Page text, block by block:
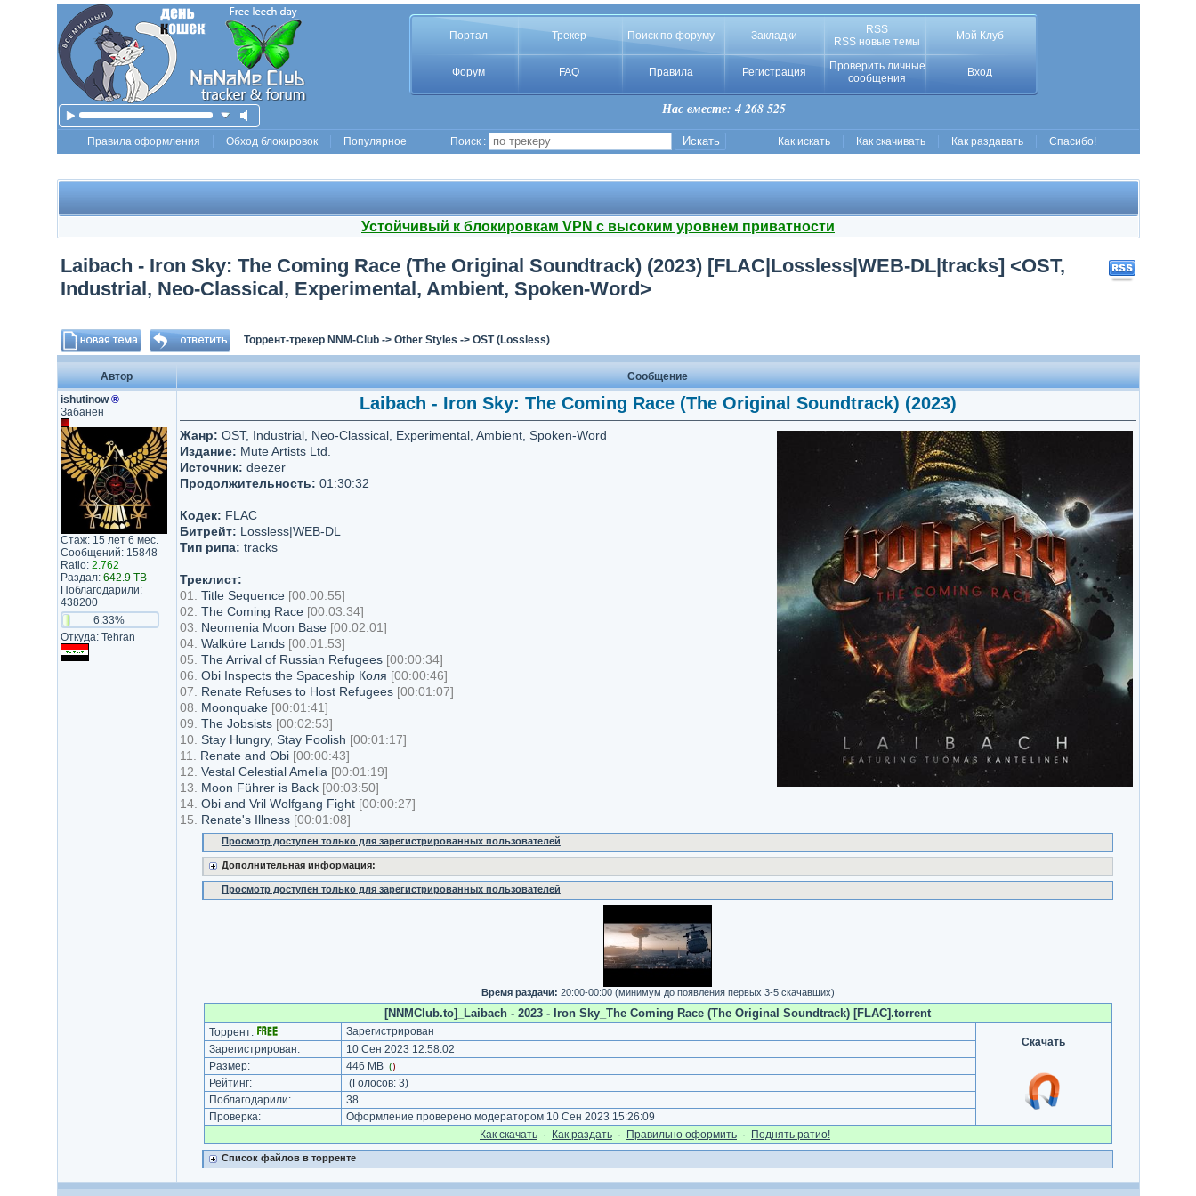
Портал Трекер Поиск по форуму Закладки
RSS
RSS новые темы
Мой Клуб
Форум FAQ Правила Регистрация
Проверить личные
сообщения
Вход
Нас вместе: 4 268 525
Правила оформления Обход блокировок Популярное Поиск : Как искать Как скачивать Как раздавать Спасибо!
Устойчивый к блокировкам VPN с высоким уровнем приватности
Laibach - Iron Sky: The Coming Race (The Original Soundtrack) (2023) [FLAC|Lossless|WEB-DL|tracks] <OST,
Industrial, Neo-Classical, Experimental, Ambient, Spoken-Word>
Торрент-трекер NNM-Club-> Other Styles -> OST (Lossless)
Автор
Сообщение
ishutinow®
Забанен
Стаж: 15 лет 6 мес.
Сообщений: 15848
Ratio: 2.762
Раздал: 642.9 TB
Поблагодарили:
438200
6.33%
Откуда: Tehran
Laibach - Iron Sky: The Coming Race (The Original Soundtrack) (2023)
Жанр: OST, Industrial, Neo-Classical, Experimental, Ambient, Spoken-Word
Издание: Mute Artists Ltd.
Источник: deezer
Продолжительность: 01:30:32
Кодек: FLAC
Битрейт: Lossless|WEB-DL
Тип рипа: tracks
Треклист:
01.
Title Sequence [00:00:55]
02. The Coming Race [00:03:34]
03.
Neomenia Moon Base [00:02:01]
04. Walküre Lands [00:01:53]
05. The Arrival of Russian Refugees [00:00:34]
06. Obi Inspects the Spaceship Коля [00:00:46]
07.
Renate Refuses to Host Refugees [00:01:07]
08.
Moonquake [00:01:41]
09. The Jobsists [00:02:53]
10. Stay Hungry, Stay Foolish [00:01:17]
11.
Renate and Obi [00:00:43]
12. Vestal Celestial Amelia [00:01:19]
13.
Moon Führer is Back [00:03:50]
14. Obi and Vril Wolfgang Fight [00:00:27]
15.
Renate's Illness [00:01:08]
Просмотр доступен только для зарегистрированных пользователей
Дополнительная информация:
Просмотр доступен только для зарегистрированных пользователей
Время раздачи: 20:00-00:00 (минимум до появления первых 3-5 скачавших)
[NNMClub.to]_Laibach - 2023 - Iron Sky_The Coming Race (The Original Soundtrack) [FLAC].torrent
Торрент:
Зарегистрирован
Скачать
Зарегистрирован:
10 Сен 2023 12:58:02
Размер:
446 MB ()
Рейтинг: (Голосов: 3)
Поблагодарили:
38
Проверка:
Оформление проверено модератором 10 Сен 2023 15:26:09
Как cкачать · Как раздать · Правильно оформить · Поднять ратио!
Список файлов в торренте